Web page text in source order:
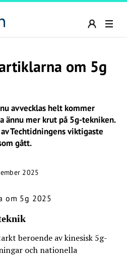
om 5g
avvecklas helt kommer
ännu mer krut på 5g-tekniken.
Techtidningens viktigaste
gått.
2025
beroende av kinesisk 5g-
och nationella